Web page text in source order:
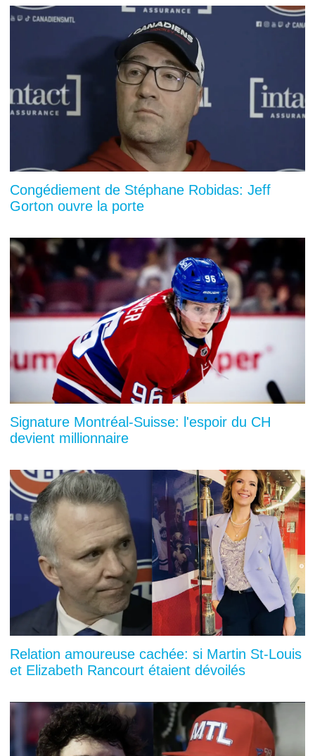
Congédiement de Stéphane Robidas: Jeff
Gorton ouvre la porte
Signature Montréal-Suisse: l'espoir du CH
devient millionnaire
Relation amoureuse cachée: si Martin St-Louis
et Elizabeth Rancourt étaient dévoilés